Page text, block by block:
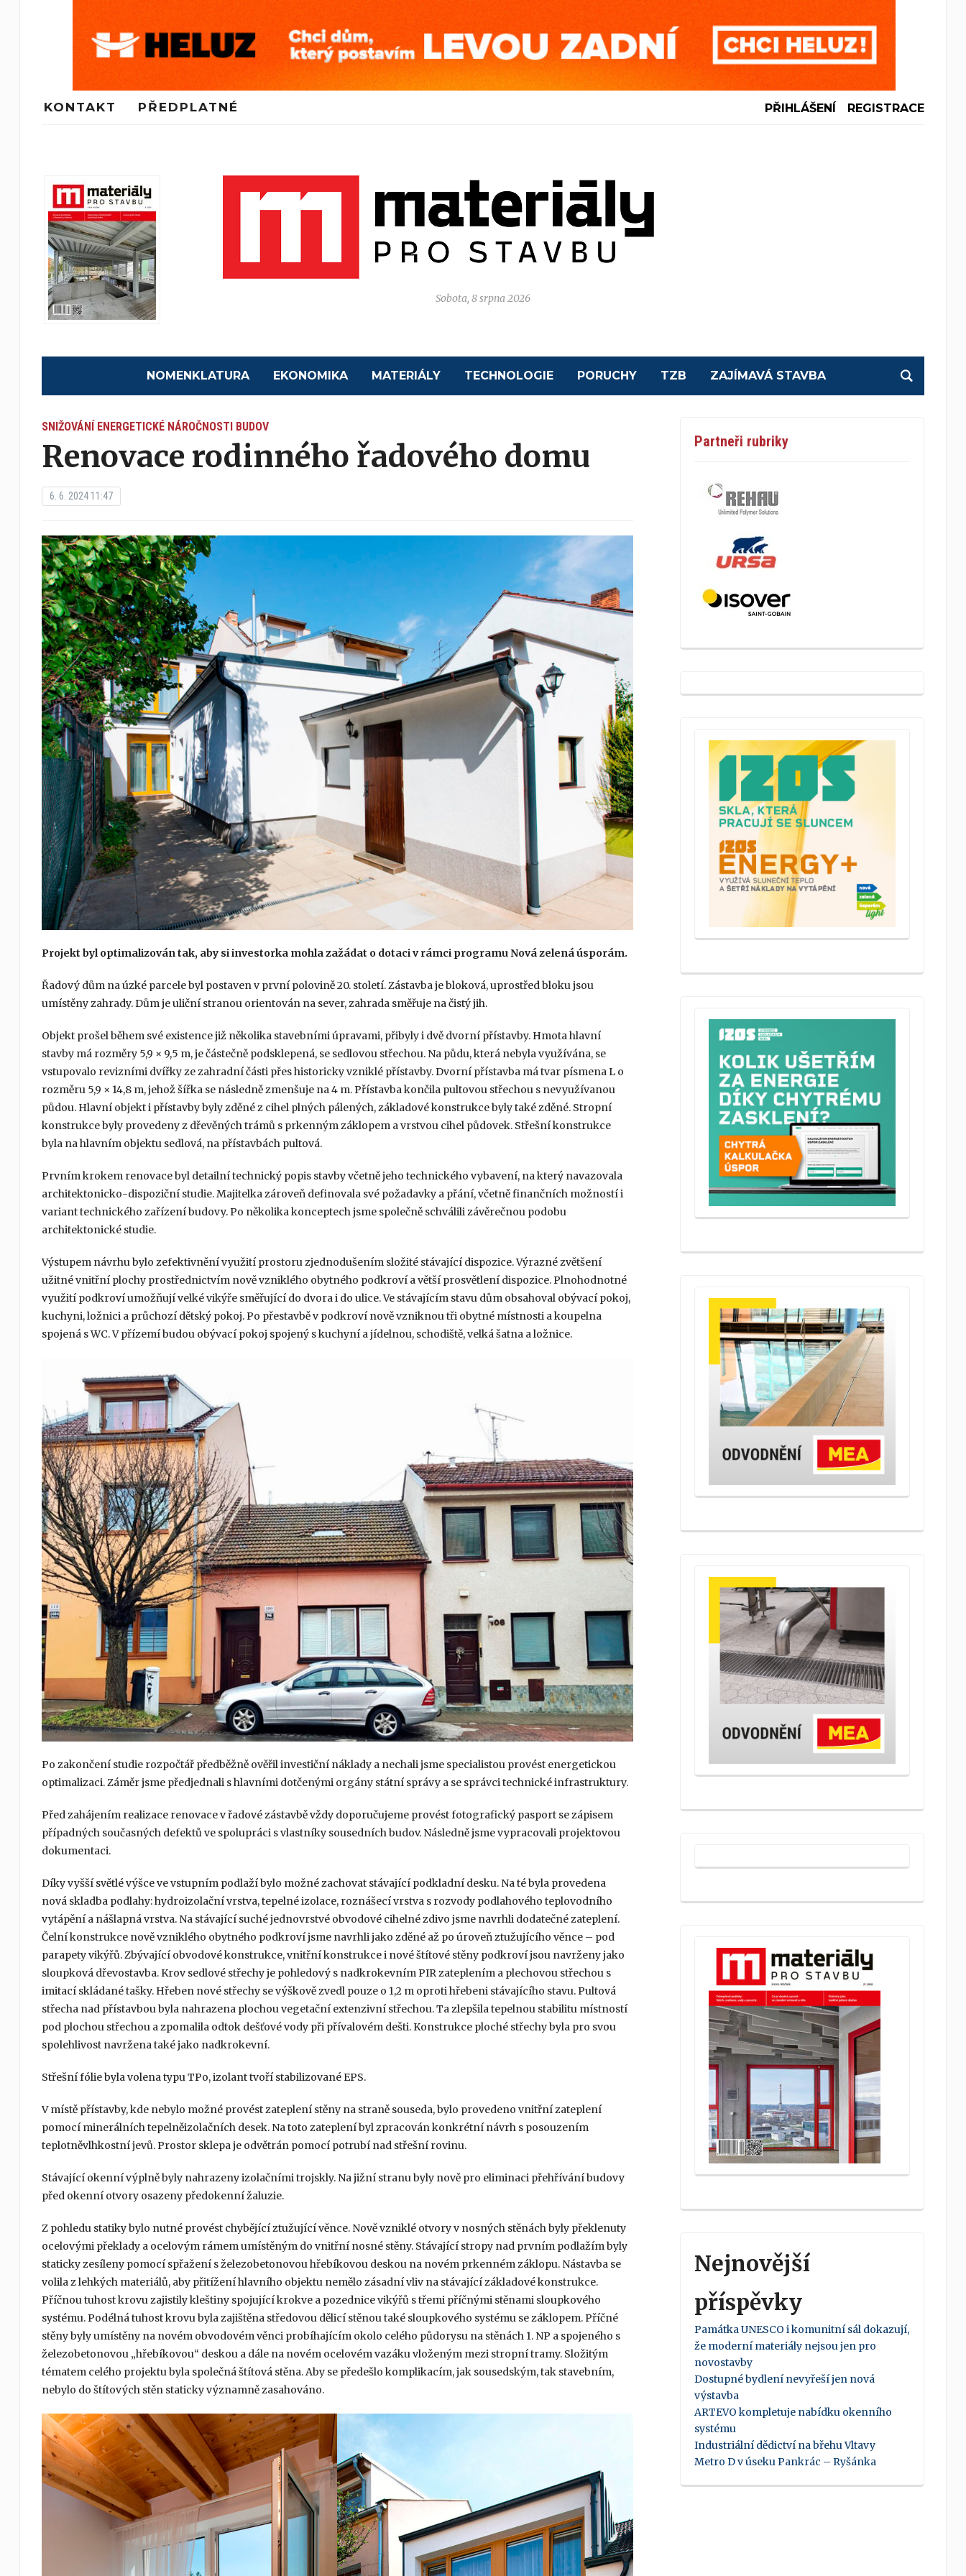
KONTAKT PŘEDPLATNÉ PŘIHLÁŠENÍ REGISTRACE
Sobota, 8 srpna 2026
NOMENKLATURA EKONOMIKA MATERIÁLY TECHNOLOGIE PORUCHY TZB ZAJÍMAVÁ STAVBA
SNIŽOVÁNÍ ENERGETICKÉ NÁROČNOSTI BUDOV
Renovace rodinného řadového domu
6. 6. 2024 11:47
Projekt byl optimalizován tak, aby si investorka mohla zažádat o dotaci v rámci programu Nová zelená úsporám.
Řadový dům na úzké parcele byl postaven v první polovině 20. století. Zástavba je bloková, uprostřed bloku jsou
umístěny zahrady. Dům je uliční stranou orientován na sever, zahrada směřuje na čistý jih.
Objekt prošel během své existence již několika stavebními úpravami, přibyly i dvě dvorní přístavby. Hmota hlavní
stavby má rozměry 5,9 × 9,5 m, je částečně podsklepená, se sedlovou střechou. Na půdu, která nebyla využívána, se
vstupovalo revizními dvířky ze zahradní části přes historicky vzniklé přístavby. Dvorní přístavba má tvar písmena L o
rozměru 5,9 × 14,8 m, jehož šířka se následně zmenšuje na 4 m. Přístavba končila pultovou střechou s nevyužívanou
půdou. Hlavní objekt i přístavby byly zděné z cihel plných pálených, základové konstrukce byly také zděné. Stropní
konstrukce byly provedeny z dřevěných trámů s prkenným záklopem a vrstvou cihel půdovek. Střešní konstrukce
byla na hlavním objektu sedlová, na přístavbách pultová.
Prvním krokem renovace byl detailní technický popis stavby včetně jeho technického vybavení, na který navazovala
architektonicko-dispoziční studie. Majitelka zároveň definovala své požadavky a přání, včetně finančních možností i
variant technického zařízení budovy. Po několika konceptech jsme společně schválili závěrečnou podobu
architektonické studie.
Výstupem návrhu bylo zefektivnění využití prostoru zjednodušením složité stávající dispozice. Výrazné zvětšení
užitné vnitřní plochy prostřednictvím nově vzniklého obytného podkroví a větší prosvětlení dispozice. Plnohodnotné
využití podkroví umožňují velké vikýře směřující do dvora i do ulice. Ve stávajícím stavu dům obsahoval obývací pokoj,
kuchyni, ložnici a průchozí dětský pokoj. Po přestavbě v podkroví nově vzniknou tři obytné místnosti a koupelna
spojená s WC. V přízemí budou obývací pokoj spojený s kuchyní a jídelnou, schodiště, velká šatna a ložnice.
Po zakončení studie rozpočtář předběžně ověřil investiční náklady a nechali jsme specialistou provést energetickou
optimalizaci. Záměr jsme předjednali s hlavními dotčenými orgány státní správy a se správci technické infrastruktury.
Před zahájením realizace renovace v řadové zástavbě vždy doporučujeme provést fotografický pasport se zápisem
případných současných defektů ve spolupráci s vlastníky sousedních budov. Následně jsme vypracovali projektovou
dokumentaci.
Díky vyšší světlé výšce ve vstupním podlaží bylo možné zachovat stávající podkladní desku. Na té byla provedena
nová skladba podlahy: hydroizolační vrstva, tepelné izolace, roznášecí vrstva s rozvody podlahového teplovodního
vytápění a nášlapná vrstva. Na stávající suché jednovrstvé obvodové cihelné zdivo jsme navrhli dodatečné zateplení.
Čelní konstrukce nově vzniklého obytného podkroví jsme navrhli jako zděné až po úroveň ztužujícího věnce – pod
parapety vikýřů. Zbývající obvodové konstrukce, vnitřní konstrukce i nové štítové stěny podkroví jsou navrženy jako
sloupková dřevostavba. Krov sedlové střechy je pohledový s nadkrokevním PIR zateplením a plechovou střechou s
imitací skládané tašky. Hřeben nové střechy se výškově zvedl pouze o 1,2 m oproti hřebeni stávajícího stavu. Pultová
střecha nad přístavbou byla nahrazena plochou vegetační extenzivní střechou. Ta zlepšila tepelnou stabilitu místností
pod plochou střechou a zpomalila odtok dešťové vody při přívalovém dešti. Konstrukce ploché střechy byla pro svou
spolehlivost navržena také jako nadkrokevní.
Střešní fólie byla volena typu TPo, izolant tvoří stabilizované EPS.
V místě přístavby, kde nebylo možné provést zateplení stěny na straně souseda, bylo provedeno vnitřní zateplení
pomocí minerálních tepelněizolačních desek. Na toto zateplení byl zpracován konkrétní návrh s posouzením
teplotněvlhkostní jevů. Prostor sklepa je odvětrán pomocí potrubí nad střešní rovinu.
Stávající okenní výplně byly nahrazeny izolačními trojskly. Na jižní stranu byly nově pro eliminaci přehřívání budovy
před okenní otvory osazeny předokenní žaluzie.
Z pohledu statiky bylo nutné provést chybějící ztužující věnce. Nově vzniklé otvory v nosných stěnách byly překlenuty
ocelovými překlady a ocelovým rámem umístěným do vnitřní nosné stěny. Stávající stropy nad prvním podlažím byly
staticky zesíleny pomocí spřažení s železobetonovou hřebíkovou deskou na novém prkenném záklopu. Nástavba se
volila z lehkých materiálů, aby přitížení hlavního objektu nemělo zásadní vliv na stávající základové konstrukce.
Příčnou tuhost krovu zajistily kleštiny spojující krokve a pozednice vikýřů s třemi příčnými stěnami sloupkového
systému. Podélná tuhost krovu byla zajištěna středovou dělicí stěnou také sloupkového systému se záklopem. Příčné
stěny byly umístěny na novém obvodovém věnci probíhajícím okolo celého půdorysu na stěnách 1. NP a spojeného s
železobetonovou „hřebíkovou“ deskou a dále na novém ocelovém vazáku vloženým mezi stropní tramy. Složitým
tématem celého projektu byla společná štítová stěna. Aby se předešlo komplikacím, jak sousedským, tak stavebním,
nebylo do štítových stěn staticky významně zasahováno.
Partneři rubriky
Nejnovější
příspěvky
Památka UNESCO i komunitní sál dokazují,
že moderní materiály nejsou jen pro
novostavby
Dostupné bydlení nevyřeší jen nová
výstavba
ARTEVO kompletuje nabídku okenního
systému
Industriální dědictví na břehu Vltavy
Metro D v úseku Pankrác – Ryšánka